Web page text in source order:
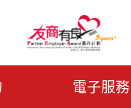
電子服務